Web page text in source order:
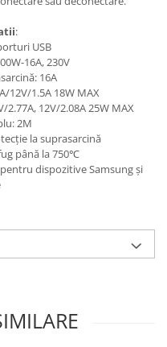
:
USB
16A, 230V
16A
12V/1.5A 18W MAX
2.77A, 12V/2.08A 25W MAX
2M
la suprasarcină
până la 750℃
dispozitive Samsung și